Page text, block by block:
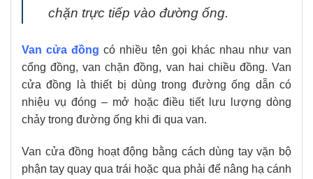
chặn trực tiếp vào đường ống.
Van cửa đồng có nhiều tên gọi khác nhau như van
cổng đồng, van chặn đồng, van hai chiều đồng. Van
cửa đồng là thiết bị dùng trong đường ống dẫn có
nhiệu vụ đóng – mở hoặc điều tiết lưu lượng dòng
chảy trong đường ống khi đi qua van.
Van cửa đồng hoạt động bằng cách dùng tay vặn bộ
phận tay quay qua trái hoặc qua phải để nâng hạ cánh